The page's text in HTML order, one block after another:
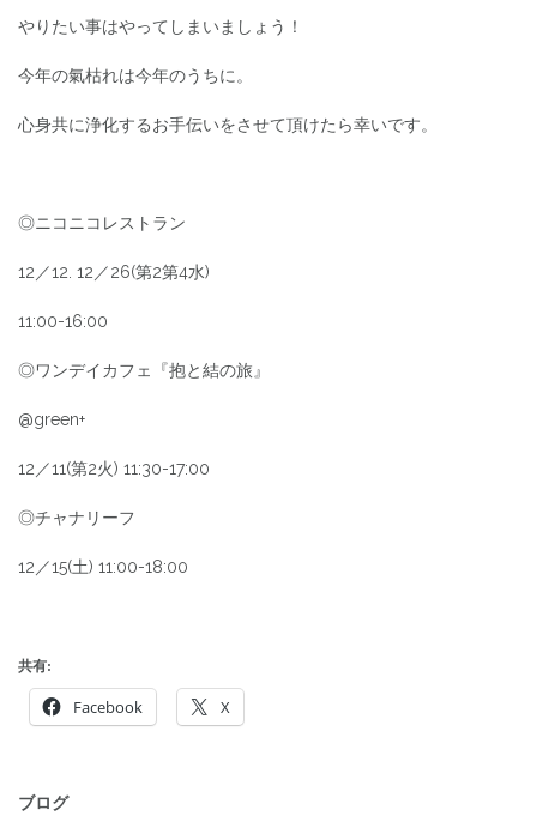
やりたい事はやってしまいましょう！
今年の氣枯れは今年のうちに。
心身共に浄化するお手伝いをさせて頂けたら幸いです。
◎ニコニコレストラン
12／12. 12／26(第2第4水)
11:00-16:00
◎ワンデイカフェ『抱と結の旅』
@green+
12／11(第2火) 11:30-17:00
◎チャナリーフ
12／15(土) 11:00-18:00
共有:
Facebook X
稿
ブログ